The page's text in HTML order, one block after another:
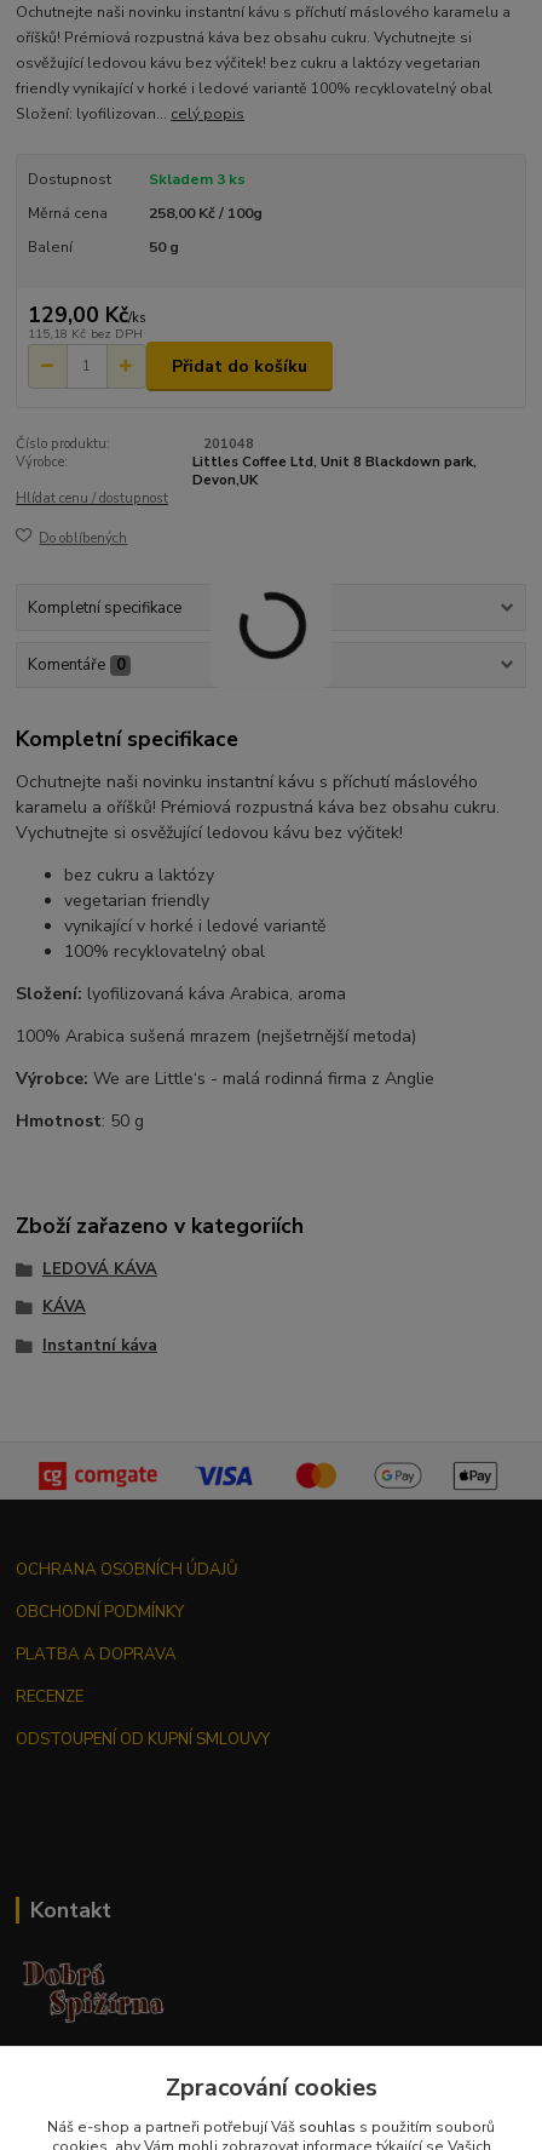
Ochutnejte naši novinku instantní kávu s příchutí máslového karamelu a
oříšků! Prémiová rozpustná káva bez obsahu cukru. Vychutnejte si
osvěžující ledovou kávu bez výčitek! bez cukru a laktózy vegetarian
friendly vynikající v horké i ledové variantě 100% recyklovatelný obal
Složení: lyofilizovan... celý popis
Dostupnost
Skladem 3 ks
Měrná cena
258,00 Kč / 100g
Balení
50 g
129,00 Kč/ks
115,18 Kč bez DPH
Přidat do košíku
Číslo produktu:
201048
Výrobce:
Littles Coffee Ltd, Unit 8 Blackdown park,
Devon,UK
Hlídat cenu / dostupnost
Do oblíbených
Kompletní specifikace
Komentáře 0
Kompletní specifikace
Ochutnejte naši novinku instantní kávu s příchutí máslového
karamelu a oříšků! Prémiová rozpustná káva bez obsahu cukru.
Vychutnejte si osvěžující ledovou kávu bez výčitek!
bez cukru a laktózy
vegetarian friendly
vynikající v horké i ledové variantě
100% recyklovatelný obal
Složení: lyofilizovaná káva Arabica, aroma
100% Arabica sušená mrazem (nejšetrnější metoda)
Výrobce: We are Little‘s - malá rodinná firma z Anglie
Hmotnost: 50 g
Zboží zařazeno v kategoriích
LEDOVÁ KÁVA
KÁVA
Instantní káva
OCHRANA OSOBNÍCH ÚDAJŮ
OBCHODNÍ PODMÍNKY
PLATBA A DOPRAVA
RECENZE
ODSTOUPENÍ OD KUPNÍ SMLOUVY
Kontakt
+420 737 551 994Zpracování cookies
Náš e-shop a partneři potřebují Váš souhlas s použitím souborů